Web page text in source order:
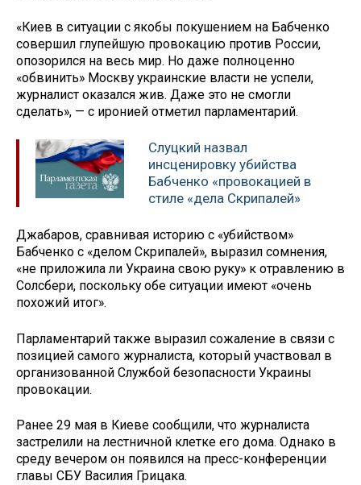
«Киев в ситуации с якобы покушением на Бабченко
совершил глупейшую провокацию против России,
опозорился на весь мир. Но даже полноценно
«обвинить» Москву украинские власти не успели,
журналист оказался жив. Даже это не смогли
сделать», — с иронией отметил парламентарий.
Слуцкий назвал
инсценировку убийства
Бабченко «провокацией в
стиле «дела Скрипалей»
Джабаров, сравнивая историю с «убийством»
Бабченко с «делом Скрипалей», выразил сомнения,
«не приложила ли Украина свою руку» к отравлению в
Солсбери, поскольку обе ситуации имеют «очень
похожий итог».
Парламентарий также выразил сожаление в связи с
позицией самого журналиста, который участвовал в
организованной Службой безопасности Украины
провокации.
Ранее 29 мая в Киеве сообщили, что журналиста
застрелили на лестничной клетке его дома. Однако в
среду вечером он появился на пресс-конференции
главы СБУ Василия Грицака.